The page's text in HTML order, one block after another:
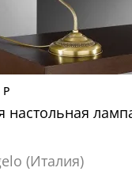
настольная
(Италия)